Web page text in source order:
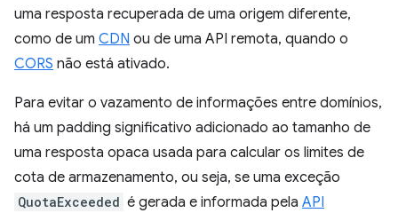
uma resposta recuperada de uma origem diferente,
como de um CDN ou de uma API remota, quando o
CORS não está ativado.
Para evitar o vazamento de informações entre domínios,
há um padding significativo adicionado ao tamanho de
uma resposta opaca usada para calcular os limites de
cota de armazenamento, ou seja, se uma exceção
QuotaExceeded é gerada e informada pela API